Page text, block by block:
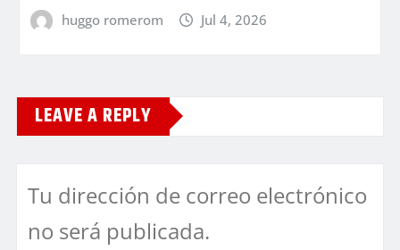
huggo romerom Jul 4, 2026
LEAVE A REPLY
Tu dirección de correo electrónico
no será publicada.